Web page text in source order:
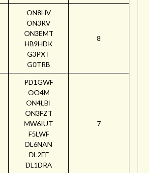
ON8HV
ON3RV
ON3EMT
HB9HDK
G3PXT
G0TRB
8
PD1GWF
OO4M
ON4LBI
ON3FZT
MW6IUT
F5LWF
DL6NAN
DL2EF
DL1DRA
7